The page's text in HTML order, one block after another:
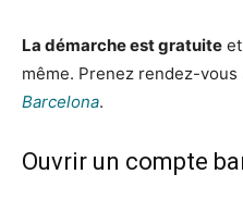
La démarche est gratuite
même. Prenez rendez-vous
Barcelona.
Ouvrir un compte